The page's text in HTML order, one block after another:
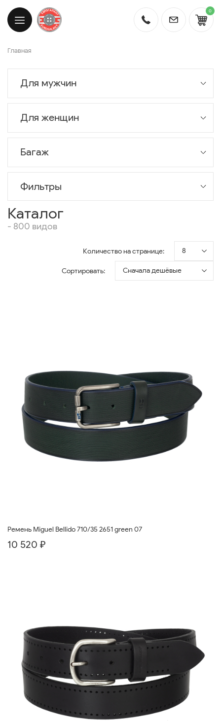
0
Главная
Для мужчин
Для женщин
Багаж
Фильтры
Каталог
- 800 видов
Количество на странице: 8
Сортировать: Сначала дешёвые
Ремень Miguel Bellido 710/35 2651 green 07
10 520 ₽